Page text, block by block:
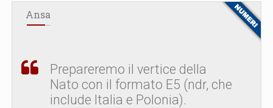
Ansa
Prepareremo il vertice della
Nato con il formato E5 (ndr, che
include Italia e Polonia).